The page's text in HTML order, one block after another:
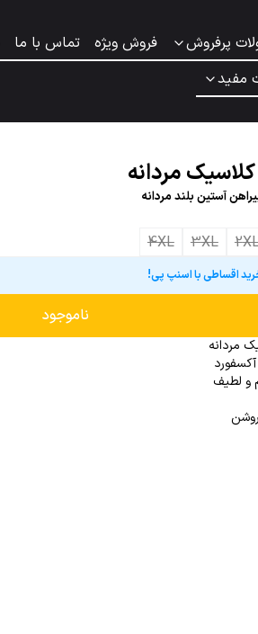
پرفروش فروش ویژه تماس با ما
مفید
مردانه
آستین بلند مردانه
3XL
4XL
اقساطی با اسنپ پی!
ناموجود
مردانه
و لطیف